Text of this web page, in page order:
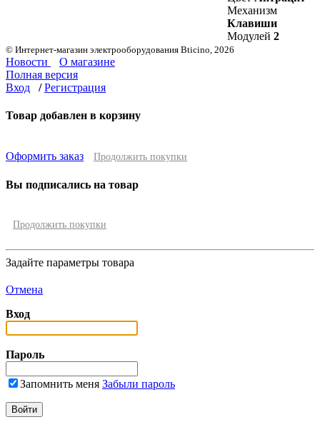
Механизм
Клавиши
Модулей 2
© Интернет-магазин электрооборудования Bticino, 2026
Новости
О магазине
Полная версия
Вход
/ Регистрация
Товар добавлен в корзину
Оформить заказ Продолжить покупки
Вы подписались на товар
Продолжить покупки
Задайте параметры товара
Отмена
Вход
Пароль
Запомнить меня Забыли пароль